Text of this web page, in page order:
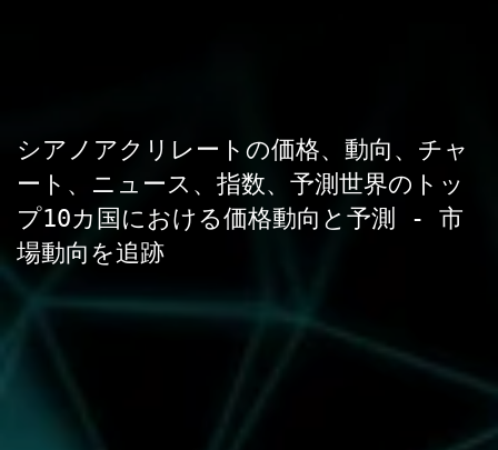
シアノアクリレートの価格、動向、チャ
ート、ニュース、指数、予測世界のトッ
プ10カ国における価格動向と予測 - 市
場動向を追跡